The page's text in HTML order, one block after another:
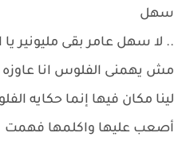
سهل
.. لا سهل عامر بقى مليونير
مش يهمنى الفلوس انا عاوزه
لينا مكان فيها إنما حكايه
أصعب عليها واكلمها فهمت